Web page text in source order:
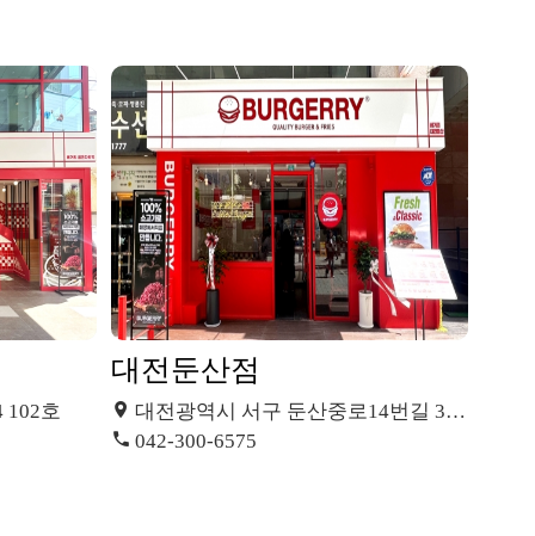
102호
대전둔산점
대전광역시 서구 둔산중로14번길 36 하이플러스 1층 122호 (탄방동)
042-300-6575